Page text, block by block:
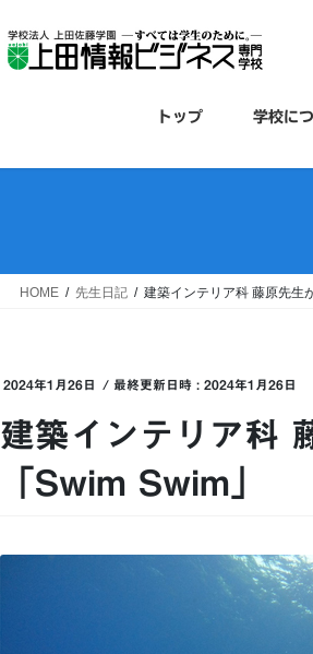
トップ 学校に
HOME 先生日記 建築インテリア科 藤原先生
2024年1月26日 / 最終更新日時 :2024年1月26日
建築インテリア科
「Swim Swim」